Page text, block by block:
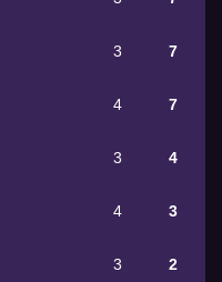
3 7
4 7
3 4
4 3
3 2